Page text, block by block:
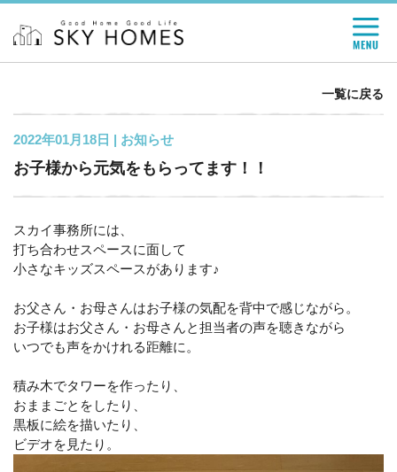
一覧に戻る
2022年01月18日 | お知らせ
お子様から元気をもらってます！！
スカイ事務所には、
打ち合わせスペースに面して
小さなキッズスペースがあります♪
お父さん・お母さんはお子様の気配を背中で感じながら。
お子様はお父さん・お母さんと担当者の声を聴きながら
いつでも声をかけれる距離に。
積み木でタワーを作ったり、
おままごとをしたり、
黒板に絵を描いたり、
ビデオを見たり。